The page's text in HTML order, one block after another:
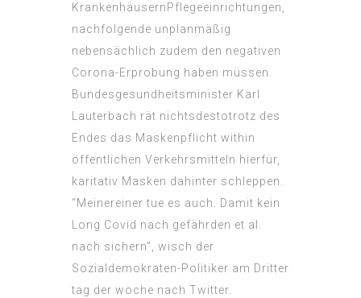
KrankenhäusernPflegeeinrichtungen,
nachfolgende unplanmäßig
nebensächlich zudem den negativen
Corona-Erprobung haben müssen.
Bundesgesundheitsminister Karl
Lauterbach rät nichtsdestotrotz des
Endes das Maskenpflicht within
öffentlichen Verkehrsmitteln hierfür,
karitativ Masken dahinter schleppen.
“Meinereiner tue es auch. Damit kein
Long Covid nach gefährden et al.
nach sichern”, wisch der
Sozialdemokraten-Politiker am Dritter
tag der woche nach Twitter.